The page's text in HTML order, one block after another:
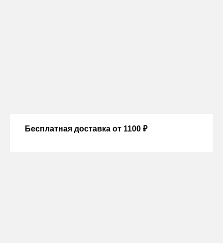
Бесплатная доставка от 1100 ₽